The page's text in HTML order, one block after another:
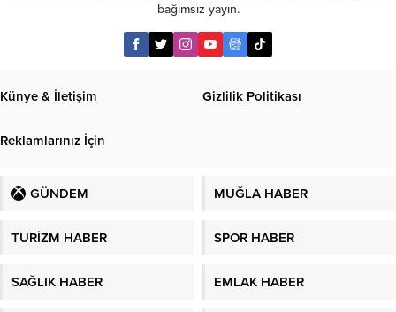
bağımsız yayın.
Künye & İletişim Gizlilik Politikası
Reklamlarınız İçin
GÜNDEM MUĞLA HABER
TURİZM HABER SPOR HABER
SAĞLIK HABER EMLAK HABER